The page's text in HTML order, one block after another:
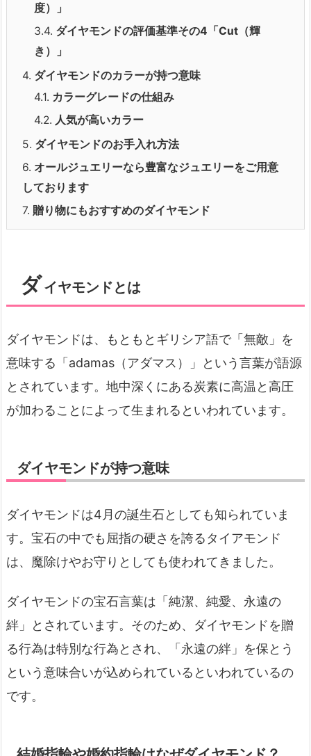
度）」
3.4. ダイヤモンドの評価基準その4「Cut（輝
き）」
4. ダイヤモンドのカラーが持つ意味
4.1. カラーグレードの仕組み
4.2. 人気が高いカラー
5. ダイヤモンドのお手入れ方法
6. オールジュエリーなら豊富なジュエリーをご用意
しております
7. 贈り物にもおすすめのダイヤモンド
ダイヤモンドとは
ダイヤモンドは、もともとギリシア語で「無敵」を
意味する「adamas（アダマス）」という言葉が語源
とされています。地中深くにある炭素に高温と高圧
が加わることによって生まれるといわれています。
ダイヤモンドが持つ意味
ダイヤモンドは4月の誕生石としても知られていま
す。宝石の中でも屈指の硬さを誇るタイアモンド
は、魔除けやお守りとしても使われてきました。
ダイヤモンドの宝石言葉は「純潔、純愛、永遠の
絆」とされています。そのため、ダイヤモンドを贈
る行為は特別な行為とされ、「永遠の絆」を保とう
という意味合いが込められているといわれているの
です。